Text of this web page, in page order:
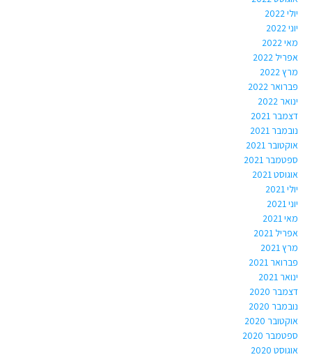
יולי 2022
יוני 2022
מאי 2022
אפריל 2022
מרץ 2022
פברואר 2022
ינואר 2022
דצמבר 2021
נובמבר 2021
אוקטובר 2021
ספטמבר 2021
אוגוסט 2021
יולי 2021
יוני 2021
מאי 2021
אפריל 2021
מרץ 2021
פברואר 2021
ינואר 2021
דצמבר 2020
נובמבר 2020
אוקטובר 2020
ספטמבר 2020
אוגוסט 2020